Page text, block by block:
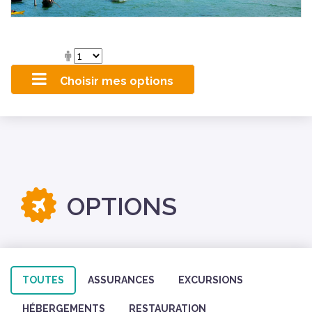
Choisir mes options
OPTIONS
TOUTES ASSURANCES EXCURSIONS
HÉBERGEMENTS RESTAURATION